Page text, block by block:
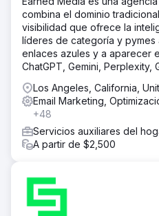
no rastreaba los datos de
pudimos resolver los errores
cargo de la administración
el contenido de las redes
anuncios y pusimos su sitio
avanzada de SEO.
El resultado
En la actualidad, ocupan el
más de 200 palabras clave
reinstalación de tuberías en
EE. UU. en la categoría de
vehículos de trabajo
combina el dominio
visibilidad que ofrece la
líderes de categoría y pymes
enlaces azules y a aparecer
ChatGPT, Gemini, Perplexity,
Los Angeles, California,
Email Marketing,
+48
Servicios auxiliares del
A partir de $2,500